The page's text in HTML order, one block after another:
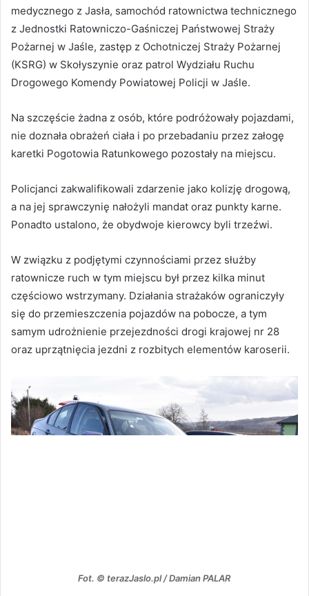
medycznego z Jasła, samochód ratownictwa technicznego
z Jednostki Ratowniczo-Gaśniczej Państwowej Straży
Pożarnej w Jaśle, zastęp z Ochotniczej Straży Pożarnej
(KSRG) w Skołyszynie oraz patrol Wydziału Ruchu
Drogowego Komendy Powiatowej Policji w Jaśle.
Na szczęście żadna z osób, które podróżowały pojazdami,
nie doznała obrażeń ciała i po przebadaniu przez załogę
karetki Pogotowia Ratunkowego pozostały na miejscu.
Policjanci zakwalifikowali zdarzenie jako kolizję drogową,
a na jej sprawczynię nałożyli mandat oraz punkty karne.
Ponadto ustalono, że obydwoje kierowcy byli trzeźwi.
W związku z podjętymi czynnościami przez służby
ratownicze ruch w tym miejscu był przez kilka minut
częściowo wstrzymany. Działania strażaków ograniczyły
się do przemieszczenia pojazdów na pobocze, a tym
samym udrożnienie przejezdności drogi krajowej nr 28
oraz uprzątnięcia jezdni z rozbitych elementów karoserii.
Fot. © terazJaslo.pl / Damian PALAR